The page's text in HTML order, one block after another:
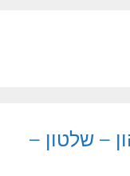
– שלטון –